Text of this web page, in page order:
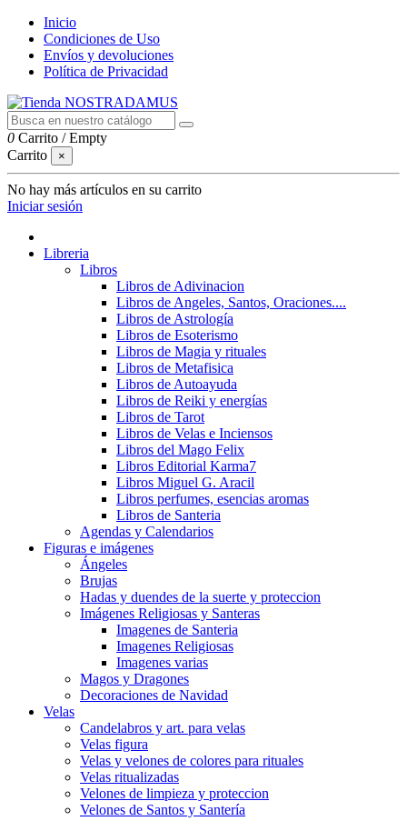
Inicio
Condiciones de Uso
Envíos y devoluciones
Política de Privacidad
0 Carrito /Empty
Carrito
×
No hay más artículos en su carrito
Iniciar sesión
Libreria
Libros
Libros de Adivinacion
Libros de Angeles, Santos, Oraciones....
Libros de Astrología
Libros de Esoterismo
Libros de Magia y rituales
Libros de Metafisica
Libros de Autoayuda
Libros de Reiki y energías
Libros de Tarot
Libros de Velas e Inciensos
Libros del Mago Felix
Libros Editorial Karma7
Libros Miguel G. Aracil
Libros perfumes, esencias aromas
Libros de Santeria
Agendas y Calendarios
Figuras e imágenes
Ángeles
Brujas
Hadas y duendes de la suerte y proteccion
Imágenes Religiosas y Santeras
Imagenes de Santeria
Imagenes Religiosas
Imagenes varias
Magos y Dragones
Decoraciones de Navidad
Velas
Candelabros y art. para velas
Velas figura
Velas y velones de colores para rituales
Velas ritualizadas
Velones de limpieza y proteccion
Velones de Santos y Santería